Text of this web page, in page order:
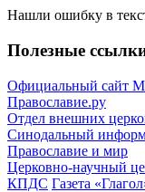
Нашли ошибку в
Полезные
Официальный сайт
Православие.ру
Отдел внешних
Синодальный
Православие и мир
Церковно-научный
КПДС Газета